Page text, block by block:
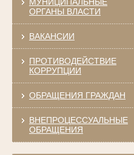
ОРГАНЫ ВЛАСТИ
ВАКАНСИИ
ПРОТИВОДЕЙСТВИЕ
КОРРУПЦИИ
ОБРАЩЕНИЯ ГРАЖДАН
ВНЕПРОЦЕССУАЛЬНЫЕ
ОБРАЩЕНИЯ